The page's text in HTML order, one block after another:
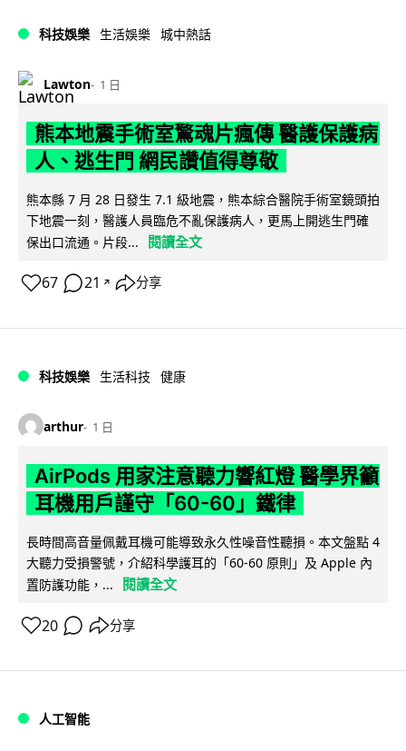
科技娛樂 生活娛樂 城中熱話
Lawton 1 日
熊本地震手術室驚魂片瘋傳 醫護保護病
人、逃生門 網民讚值得尊敬
熊本縣 7 月 28 日發生 7.1 級地震，熊本綜合醫院手術室鏡頭拍
下地震一刻，醫護人員臨危不亂保護病人，更馬上開逃生門確
保出口流通。片段...
閱讀全文
67 21 ↗ 分享
科技娛樂 生活科技 健康
arthur 1 日
AirPods 用家注意聽力響紅燈 醫學界籲
耳機用戶謹守「60-60」鐵律
長時間高音量佩戴耳機可能導致永久性噪音性聽損。本文盤點 4
大聽力受損警號，介紹科學護耳的「60-60 原則」及 Apple 內
置防護功能，...
閱讀全文
20 分享
人工智能